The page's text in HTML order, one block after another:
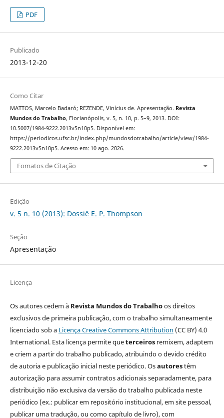
PDF
Publicado
2013-12-20
Como Citar
MATTOS, Marcelo Badaró; REZENDE, Vinícius de. Apresentação. Revista
Mundos do Trabalho, Florianópolis, v. 5, n. 10, p. 5–9, 2013. DOI:
10.5007/1984-9222.2013v5n10p5. Disponível em:
https://periodicos.ufsc.br/index.php/mundosdotrabalho/article/view/1984-
9222.2013v5n10p5. Acesso em: 10 ago. 2026.
Fomatos de Citação
Edição
v. 5 n. 10 (2013): Dossiê E. P. Thompson
Seção
Apresentação
Licença
Os autores cedem à Revista Mundos do Trabalhoos direitos
exclusivos de primeira publicação, com o trabalho simultaneamente
licenciado sob a Licença Creative Commons Attribution (CC BY) 4.0
International. Esta licença permite queterceirosremixem, adaptem
e criem a partir do trabalho publicado, atribuindo o devido crédito
de autoria e publicação inicial neste periódico. Osautorestêm
autorização para assumir contratos adicionais separadamente, para
distribuição não exclusiva da versão do trabalho publicada neste
periódico (ex.: publicar em repositório institucional, em site pessoal,
publicar uma tradução, ou como capítulo de livro), com